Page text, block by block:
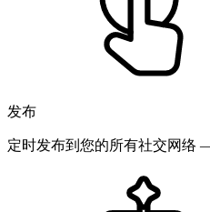
发布
定时发布到您的所有社交网络